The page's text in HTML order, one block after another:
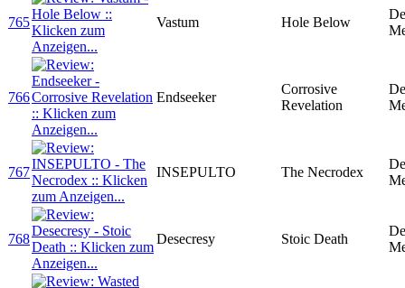
765 Vastum Hole Below
766 Endseeker
Corrosive
Revelation
767 INSEPULTO The Necrodex
768 Desecresy Stoic Death